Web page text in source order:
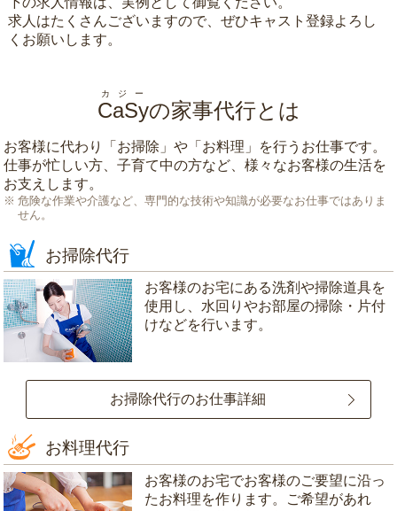
求人はたくさんございますので、ぜひキャスト登録よろし
くお願いします。
CaSy
カジー
の家事代行とは
お客様に代わり「 お掃除 」や「 お料理 」を行うお仕事です。
仕事が忙しい方、子育て中の方など、様々なお客様の生活を
お支えします。
危険な作業や介護など、専門的な技術や知識が必要なお仕事ではありま
せん。
お掃除代行
お客様のお宅にある洗剤や掃除道具を
使用し、水回りやお部屋の掃除・片付
けなどを行います。
お掃除代行のお仕事詳細
お料理代行
お客様のお宅でお客様のご要望に沿っ
たお料理を作ります。ご希望があれ